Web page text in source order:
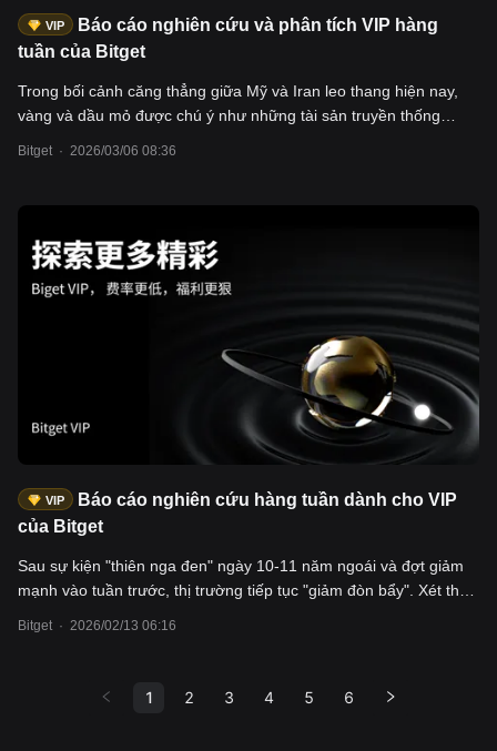
VIP
Báo cáo nghiên cứu và phân tích VIP hàng
tuần của Bitget
Trong bối cảnh căng thẳng giữa Mỹ và Iran leo thang hiện nay,
vàng và dầu mỏ được chú ý như những tài sản truyền thống
lai dầu thô Brent cũng tăng lên mức 77-80 USD/thùng, và có khả
năng tiếp tục gây chấn động thị trường toàn cầu.
Bitget · 2026/03/06 08:36
VIP
Báo cáo nghiên cứu hàng tuần dành cho VIP
của Bitget
Sau sự kiện "thiên nga đen" ngày 10-11 năm ngoái và đợt giảm
mạnh vào tuần trước, thị trường tiếp tục "giảm đòn bẩy". Xét theo
bang Mỹ hiện đang theo đuổi chính sách thận trọng nhưng
Bitget · 2026/02/13 06:16
1 2 3 4 5 6